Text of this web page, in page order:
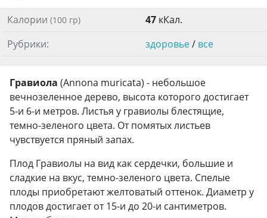
Калории (100 гр) 47 кКал.
Рубрики:
здоровье/ все
Гравиола (Annona muricata) - небольшое
вечнозеленное дерево, высота которого достигает
5-и 6-и метров. Листья у гравиолы блестящие,
темно-зеленого цвета. От помятых листьев
чувствуется пряный запах.
Плод Гравиолы на вид как сердечки, большие и
сладкие на вкус, темно-зеленого цвета. Спелые
плоды приобретают желтоватый оттенок. Диаметр у
плодов достигает от 15-и до 20-и сантиметров.